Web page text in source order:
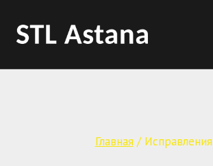
Главная / Исправления